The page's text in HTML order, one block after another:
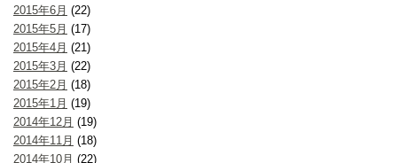
2015年6月 (22)
2015年5月 (17)
2015年4月 (21)
2015年3月 (22)
2015年2月 (18)
2015年1月 (19)
2014年12月 (19)
2014年11月 (18)
2014年10月 (22)